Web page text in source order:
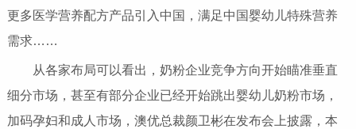
更多医学营养配方产品引入中国，满足中国婴幼儿特殊营养
需求……
从各家布局可以看出，奶粉企业竞争方向开始瞄准垂直
细分市场，甚至有部分企业已经开始跳出婴幼儿奶粉市场，
加码孕妇和成人市场，澳优总裁颜卫彬在发布会上披露，本